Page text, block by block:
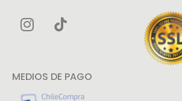
MEDIOS DE PAGO